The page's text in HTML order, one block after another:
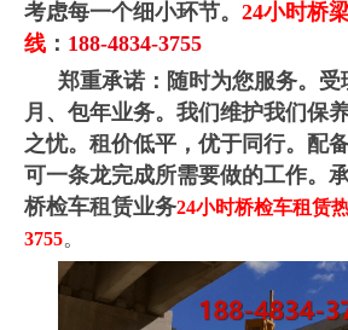
考虑每一个细小环节。 24小时桥
线 ： 188-4834-3755
郑重承诺：随时为您服务。
月、包年业务。我们维护我们保
之忧。租价低平，优于同行。配
可一条龙完成所需要做的工作。
桥检车租赁业务24小时桥检车租赁
3755。